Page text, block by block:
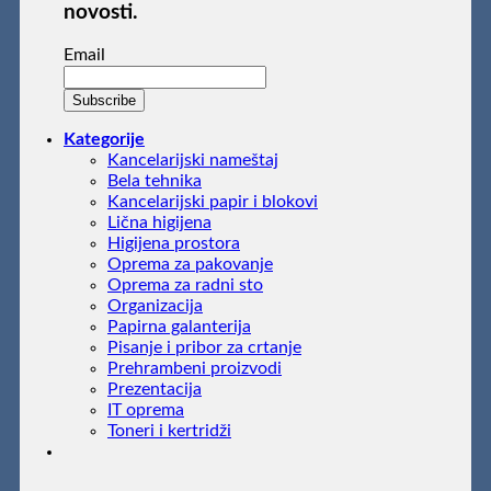
novosti.
Email
Kategorije
Kancelarijski nameštaj
Bela tehnika
Kancelarijski papir i blokovi
Lična higijena
Higijena prostora
Oprema za pakovanje
Oprema za radni sto
Organizacija
Papirna galanterija
Pisanje i pribor za crtanje
Prehrambeni proizvodi
Prezentacija
IT oprema
Toneri i kertridži